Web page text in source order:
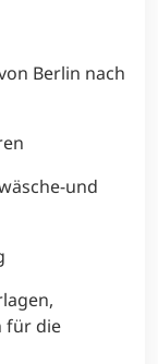
Berlin nach
und
für die